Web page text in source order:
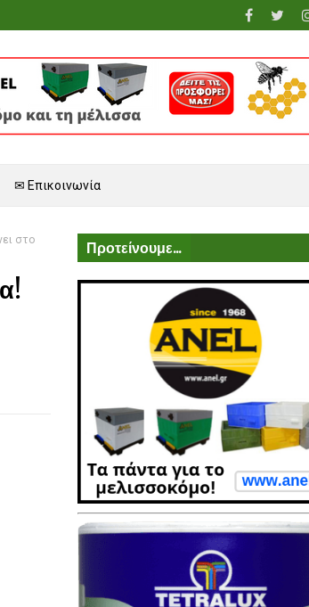
✉ Επικοινωνία
στο
Προτείνουμε...